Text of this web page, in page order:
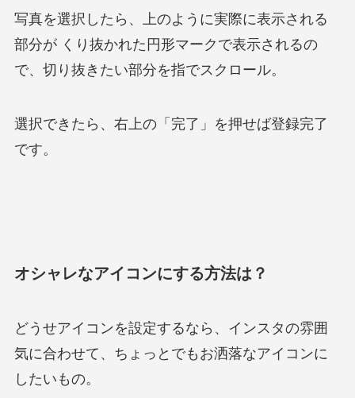
写真を選択したら、上のように実際に表示される
部分が くり抜かれた円形マークで表示されるの
で、切り抜きたい部分を指でスクロール。
選択できたら、右上の「完了」を押せば登録完了
です。
オシャレなアイコンにする方法は？
どうせアイコンを設定するなら、インスタの雰囲
気に合わせて、ちょっとでもお洒落なアイコンに
したいもの。